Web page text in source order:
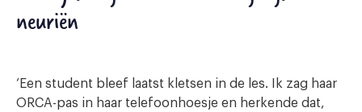
neuriën
‘Een student bleef laatst kletsen in de les. Ik zag haar
ORCA-pas in haar telefoonhoesje en herkende dat,